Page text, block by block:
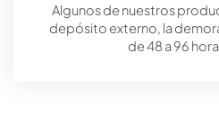
Algunos de nuestros
depósito externo, la
de 48 a 96